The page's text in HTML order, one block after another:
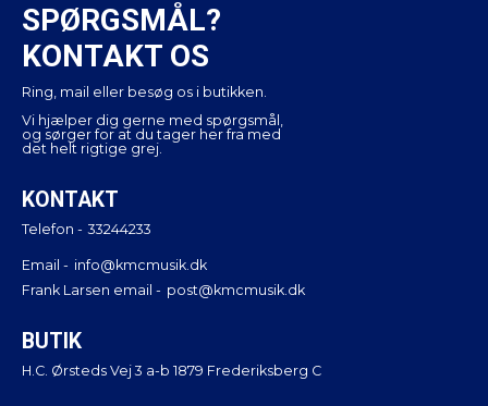
SPØRGSMÅL?
KONTAKT OS
Ring, mail eller besøg os i butikken.
Vi hjælper dig gerne med spørgsmål,
og sørger for at du tager her fra med
det helt rigtige grej.
KONTAKT
Telefon - 33244233
Email - info@kmcmusik.dk
Frank Larsen email - post@kmcmusik.dk
BUTIK
H.C. Ørsteds Vej 3 a-b 1879 Frederiksberg C